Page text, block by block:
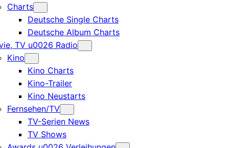
Charts
Deutsche Single Charts
Deutsche Album Charts
TV u0026 Radio
Kino
Kino Charts
Kino-Trailer
Kino Neustarts
Fernsehen/TV
TV-Serien News
TV Shows